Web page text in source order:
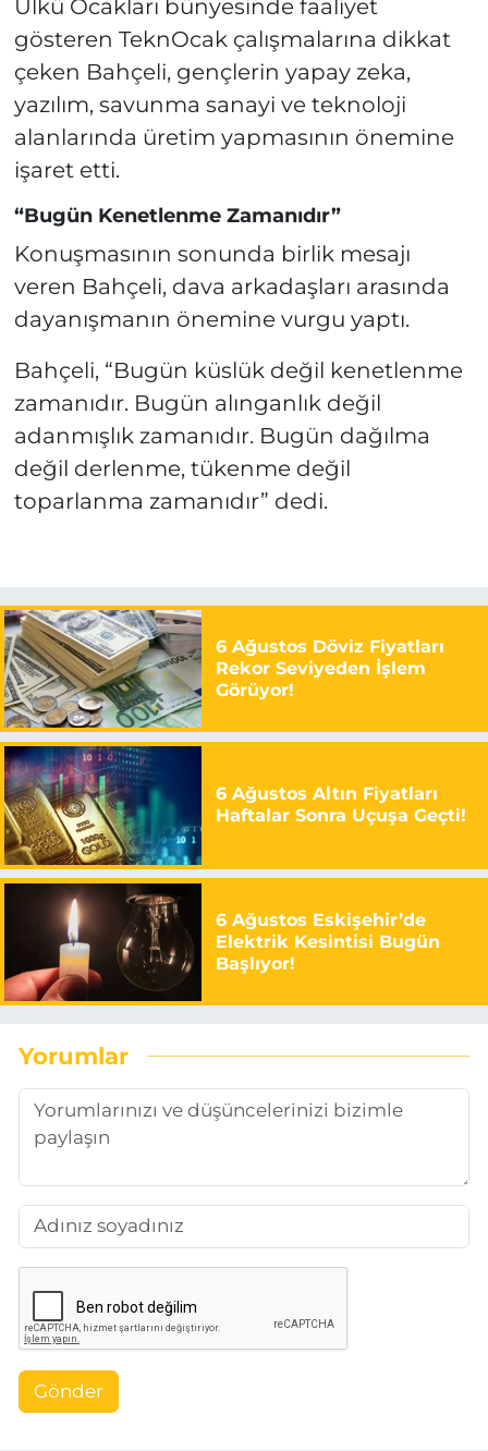
Ülkü Ocakları bünyesinde faaliyet
gösteren TeknOcak çalışmalarına dikkat
çeken Bahçeli, gençlerin yapay zeka,
yazılım, savunma sanayi ve teknoloji
alanlarında üretim yapmasının önemine
işaret etti.
“Bugün Kenetlenme Zamanıdır”
Konuşmasının sonunda birlik mesajı
veren Bahçeli, dava arkadaşları arasında
dayanışmanın önemine vurgu yaptı.
Bahçeli, “Bugün küslük değil kenetlenme
zamanıdır. Bugün alınganlık değil
adanmışlık zamanıdır. Bugün dağılma
değil derlenme, tükenme değil
toparlanma zamanıdır” dedi.
6 Ağustos Döviz Fiyatları
Rekor Seviyeden İşlem
Görüyor!
6 Ağustos Altın Fiyatları
Haftalar Sonra Uçuşa Geçti!
6 Ağustos Eskişehir’de
Elektrik Kesintisi Bugün
Başlıyor!
Yorumlar
Gönder